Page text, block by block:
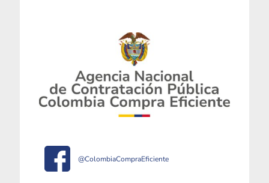
@ColombiaCompraEficiente